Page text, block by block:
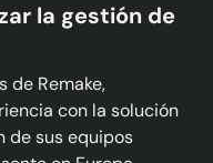
la gestión de
de Remake,
con la solución
de sus equipos